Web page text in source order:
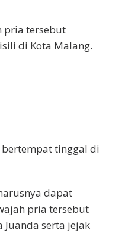
pria tersebut
di Kota Malang.
bertempat tinggal di
dapat
pria tersebut
Juanda serta jejak